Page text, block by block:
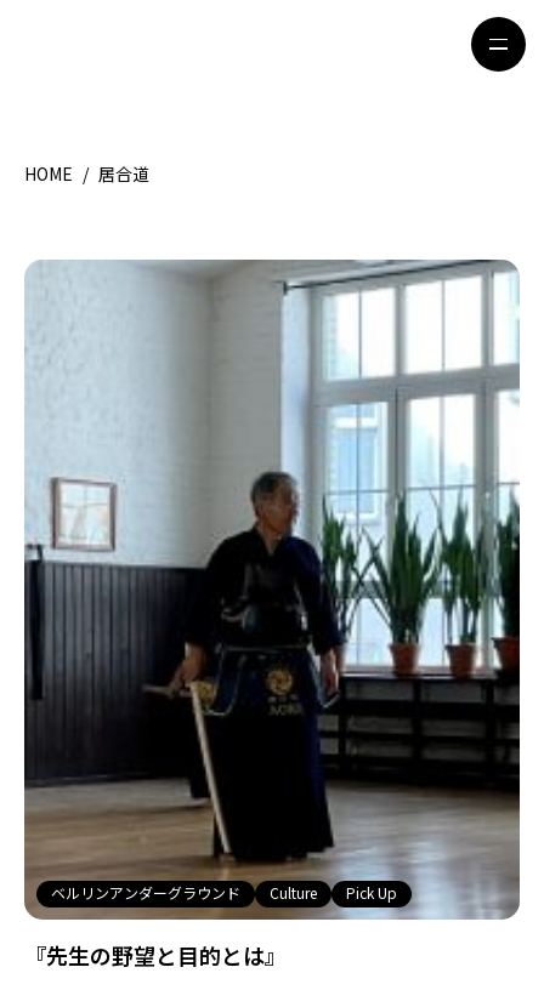
HOME
留学＆キャリア
ライフスタイル
HOME / 居合道
ベルリンアンダーグラウンド Culture Pick Up
『先生の野望と目的とは』